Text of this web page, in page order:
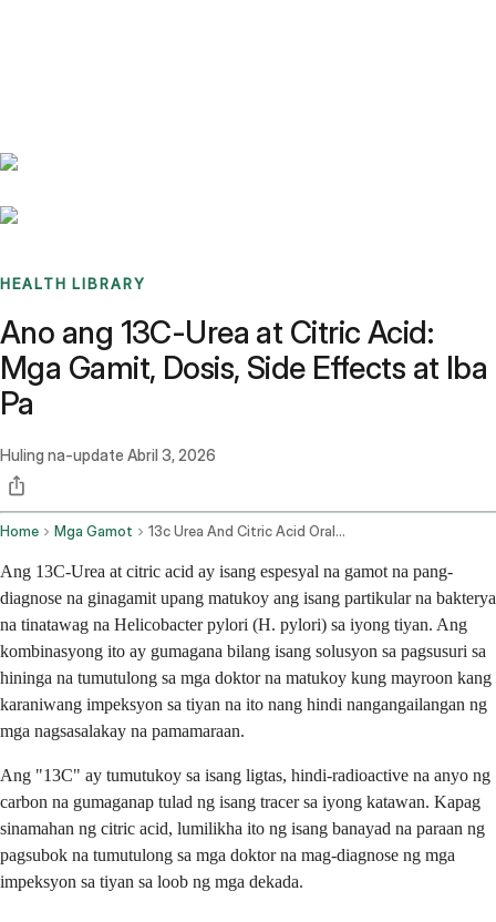
HEALTH LIBRARY
Ano ang 13C-Urea at Citric Acid:
Mga Gamit, Dosis, Side Effects at Iba
Pa
Huling na-update Abril 3, 2026
Home Mga Gamot 13c Urea And Citric Acid Oral Route
Ang 13C-Urea at citric acid ay isang espesyal na gamot na pang-
diagnose na ginagamit upang matukoy ang isang partikular na bakterya
na tinatawag na Helicobacter pylori (H. pylori) sa iyong tiyan. Ang
kombinasyong ito ay gumagana bilang isang solusyon sa pagsusuri sa
hininga na tumutulong sa mga doktor na matukoy kung mayroon kang
karaniwang impeksyon sa tiyan na ito nang hindi nangangailangan ng
mga nagsasalakay na pamamaraan.
Ang "13C" ay tumutukoy sa isang ligtas, hindi-radioactive na anyo ng
carbon na gumaganap tulad ng isang tracer sa iyong katawan. Kapag
sinamahan ng citric acid, lumilikha ito ng isang banayad na paraan ng
pagsubok na tumutulong sa mga doktor na mag-diagnose ng mga
impeksyon sa tiyan sa loob ng mga dekada.